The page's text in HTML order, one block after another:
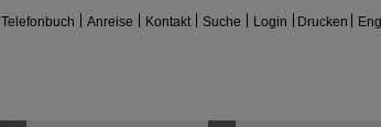
Telefonbuch Anreise Kontakt Suche Login Drucken